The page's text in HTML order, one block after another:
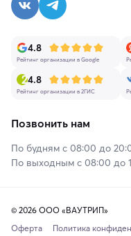
4.8
Рейтинг организации в Google
4.8
Рейтинг организации в 2ГИС
Позвонить нам
По будням с 08:00 до
По выходным с 08:00 до
© 2026 ООО «ВАУТРИП»
Оферта
Политика